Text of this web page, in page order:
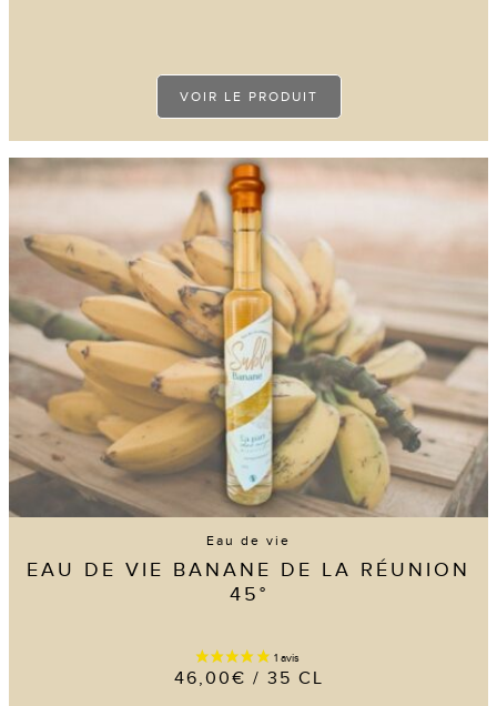
VOIR LE PRODUIT
Eau de vie
EAU DE VIE BANANE DE LA RÉUNION
45°
46,00€ / 35 CL